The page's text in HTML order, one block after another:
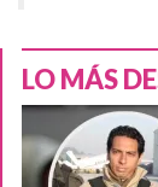
LO MÁS